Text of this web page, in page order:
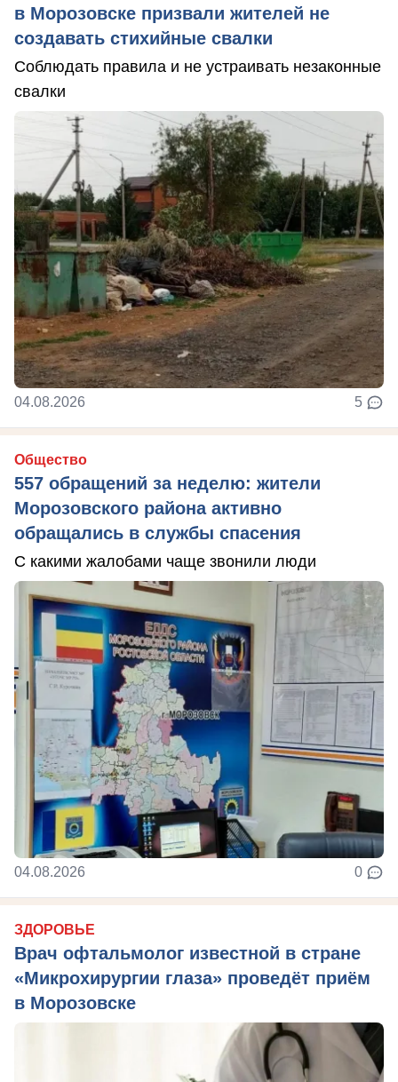
в Морозовске призвали жителей не
создавать стихийные свалки
Соблюдать правила и не устраивать незаконные
свалки
04.08.2026 5
Общество
557 обращений за неделю: жители
Морозовского района активно
обращались в службы спасения
С какими жалобами чаще звонили люди
04.08.2026 0
ЗДОРОВЬЕ
Врач офтальмолог известной в стране
«Микрохирургии глаза» проведёт приём
в Морозовске